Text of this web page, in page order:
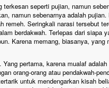
seperti pujian, namun
namun sebenarnya adalah
remeh. Seringkali narasi tersebut
berdakwah. Terlepas dari siapa
Karena memang, biasanya, yang
pertama, karena mualaf
orang-orang atau pendakwah-
untuk mendengarkan kisah